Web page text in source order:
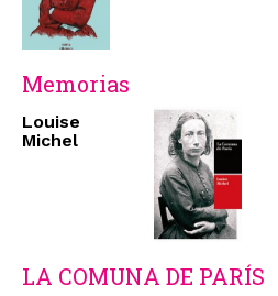
Memorias
Louise
Michel
LA COMUNA DE PARÍS